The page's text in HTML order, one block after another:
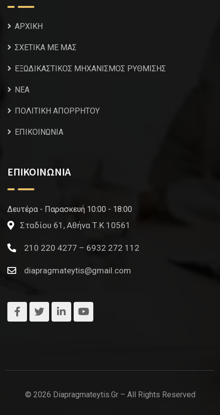
ΑΡΧΙΚΗ
ΣΧΕΤΙΚΑ ΜΕ ΜΑΣ
ΕΞΩΔΙΚΑΣΤΙΚΟΣ ΜΗΧΑΝΙΣΜΟΣ ΡΥΘΜΙΣΗΣ
NEA
ΠΟΛΙΤΙΚΗ ΑΠΟΡΡΗΤΟΥ
ΕΠΙΚΟΙΝΩΝΙΑ
ΕΠΙΚΟΙΝΩΝΙΑ
Δευτέρα - Παρασκευή 10:00 - 18:00
Σταδίου 61, Αθήνα Τ.Κ 10561
210 220 4277 – 6932 272 112
diapragmateytis@gmail.com
© 2026 Diapragmateytis.gr – All Rights Reserved